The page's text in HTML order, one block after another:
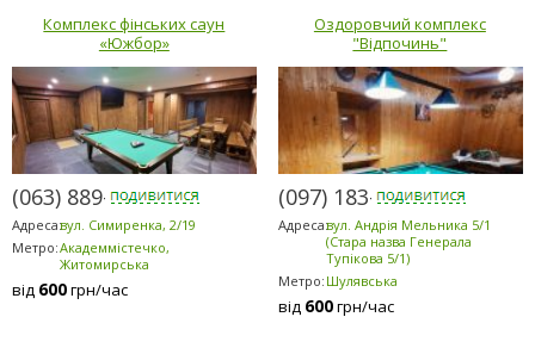
Комплекс фінських саун
«Южбор»
(063) 889-6200
Адреса:вул. Симиренка, 2/19
Метро:Академмістечко,
Житомирська
від 600грн/час
Оздоровчий комплекс
"Відпочинь"
(097) 183-9184
Адреса:вул. Андрія Мельника 5/1
(Стара назва Генерала
Тупікова 5/1)
Метро: Шулявська
від 600грн/час